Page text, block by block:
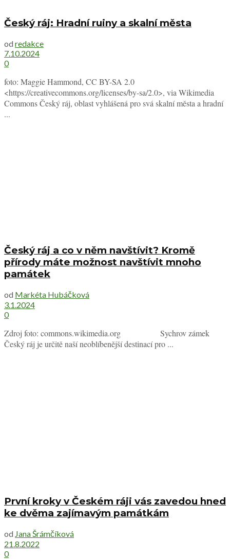
Český ráj: Hradní ruiny a skalní města
od redakce
7.10.2024
0
foto: Maggie Hammond, CC BY-SA 2.0
<https://creativecommons.org/licenses/by-sa/2.0>, via Wikimedia
Commons Český ráj, oblast vyhlášená pro svá skalní města a hradní
...
Český ráj a co v něm navštívit? Kromě
přírody máte možnost navštívit mnoho
památek
od Markéta Hubáčková
3.1.2024
0
Zdroj foto: commons.wikimedia.org Sychrov zámek
Český ráj je určitě naší neoblíbenější destinací pro ...
První kroky v Českém ráji vás zavedou hned
ke dvěma zajímavým památkám
od Jana Šrámčíková
21.8.2022
0